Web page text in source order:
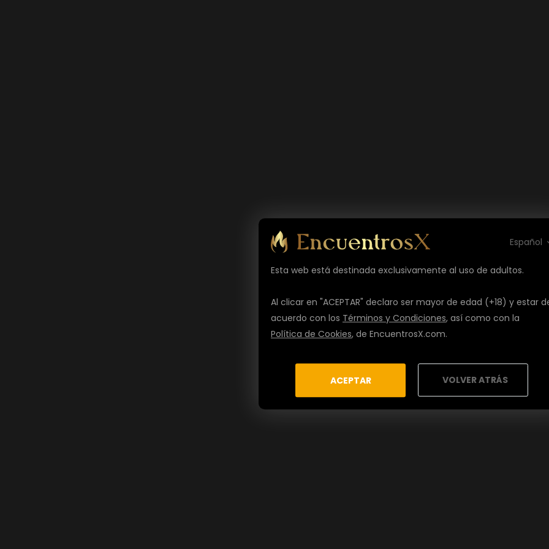
Español
Esta web está destinada exclusivamente al uso de adultos.
Al clicar en "ACEPTAR" declaro ser mayor de edad (+18) y estar
acuerdo con los Términos y Condiciones, así como con la
Política de Cookies, de EncuentrosX.com.
ACEPTAR VOLVER ATRÁS